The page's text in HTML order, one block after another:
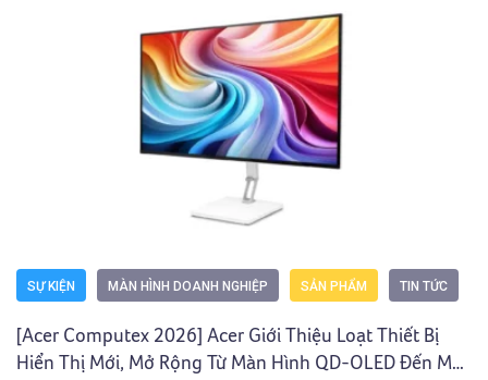
SỰ KIỆN MÀN HÌNH DOANH NGHIỆP SẢN PHẨM TIN TỨC
[Acer Computex 2026] Acer Giới Thiệu Loạt Thiết Bị
Hiển Thị Mới, Mở Rộng Từ Màn Hình QD-OLED Đến Máy